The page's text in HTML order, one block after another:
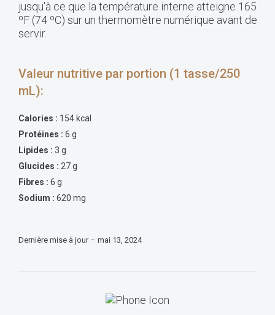
jusqu'à ce que la température interne atteigne 165
ºF (74 ºC) sur un thermomètre numérique avant de
servir.
Valeur nutritive par portion (1 tasse/250
mL):
Calories : 154 kcal
Protéines : 6 g
Lipides : 3 g
Glucides : 27 g
Fibres : 6 g
Sodium : 620 mg
Dernière mise à jour – mai 13, 2024